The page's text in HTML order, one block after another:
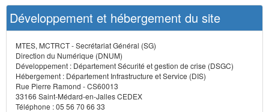
Développement et hébergement du site
MTES, MCTRCT - Secrétariat Général (SG)
Direction du Numérique (DNUM)
Développement : Département Sécurité et gestion de crise (DSGC)
Hébergement : Département Infrastructure et Service (DIS)
Rue Pierre Ramond - CS60013
33166 Saint-Médard-en-Jalles CEDEX
Téléphone : 05 56 70 66 33